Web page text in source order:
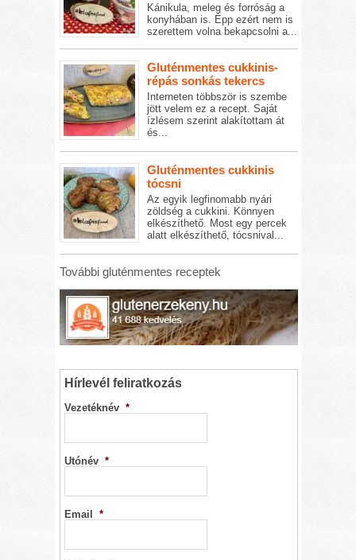
Kánikula, meleg és forróság a
konyhában is. Épp ezért nem is
szerettem volna bekapcsolni a...
Gluténmentes cukkinis-
répás sonkás tekercs
Interneten többször is szembe
jött velem ez a recept. Saját
ízlésem szerint alakítottam át
és...
Gluténmentes cukkinis
tócsni
Az egyik legfinomabb nyári
zöldség a cukkini. Könnyen
elkészíthető. Most egy percek
alatt elkészíthető, tócsnival...
További gluténmentes receptek
Hírlevél feliratkozás
Vezetéknév *
Utónév *
Email *